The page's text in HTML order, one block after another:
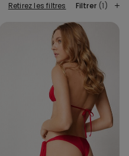
Retirez les filtres Filtrer (1)